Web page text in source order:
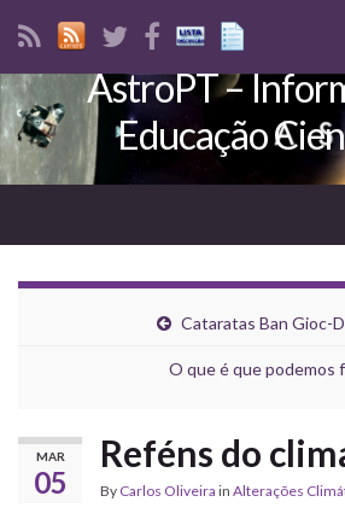
Search for:
AstroPT –
Educação
Cataratas Ban Gioc-
O que é que podemos
MAR
05
Reféns do
By Carlos Oliveira in Alterações